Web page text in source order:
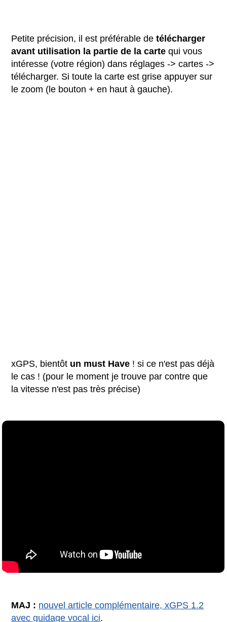
Petite précision, il est préférable detélécharger
avant utilisation la partie de la carte qui vous
intéresse (votre région) dans réglages -> cartes ->
télécharger. Si toute la carte est grise appuyer sur
le zoom (le bouton + en haut à gauche).
xGPS, bientôt un must Have ! si ce n'est pas déjà
le cas ! (pour le moment je trouve par contre que
la vitesse n'est pas très précise)
MAJ : nouvel article complémentaire, xGPS 1.2
avec guidage vocal ici.